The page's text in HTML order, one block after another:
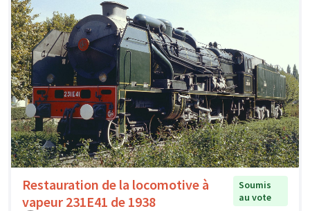
Restauration de la locomotive à
vapeur 231E41 de 1938
Soumis
au vote